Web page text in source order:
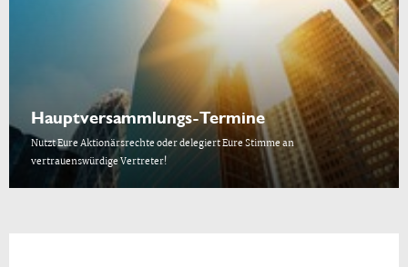
Hauptversammlungs-Termine
Nutzt Eure Aktionärsrechte oder delegiert Eure Stimme an
vertrauenswürdige Vertreter!